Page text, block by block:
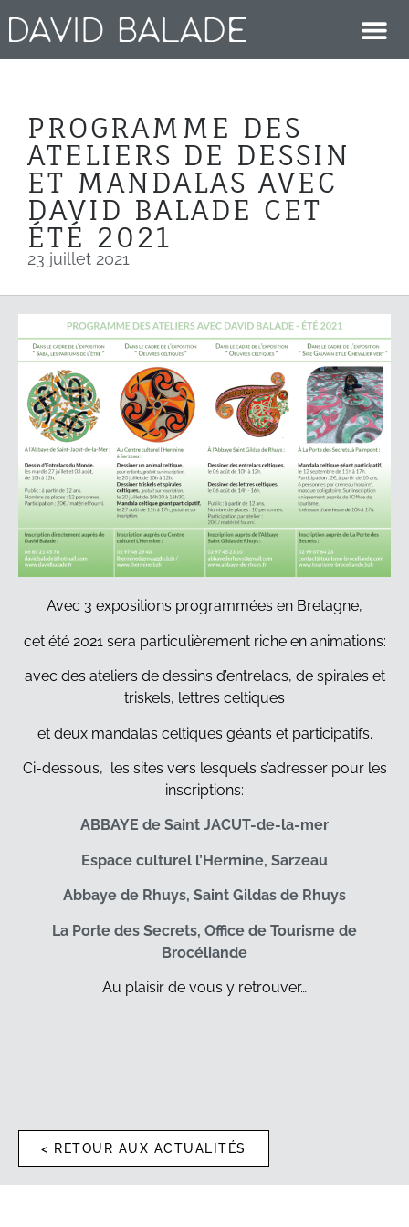
PROGRAMME DES
ATELIERS DE DESSIN
ET MANDALAS AVEC
DAVID BALADE CET
ÉTÉ 2021
23 juillet 2021
Avec 3 expositions programmées en Bretagne,
cet été 2021 sera particulièrement riche en animations:
avec des ateliers de dessins d’entrelacs, de spirales et
triskels, lettres celtiques
et deux mandalas celtiques géants et participatifs.
Ci-dessous, les sites vers lesquels s’adresser pour les
inscriptions:
ABBAYE de Saint JACUT-de-la-mer
Espace culturel l’Hermine, Sarzeau
Abbaye de Rhuys, Saint Gildas de Rhuys
La Porte des Secrets, Office de Tourisme de
Brocéliande
Au plaisir de vous y retrouver…
< RETOUR AUX ACTUALITÉS